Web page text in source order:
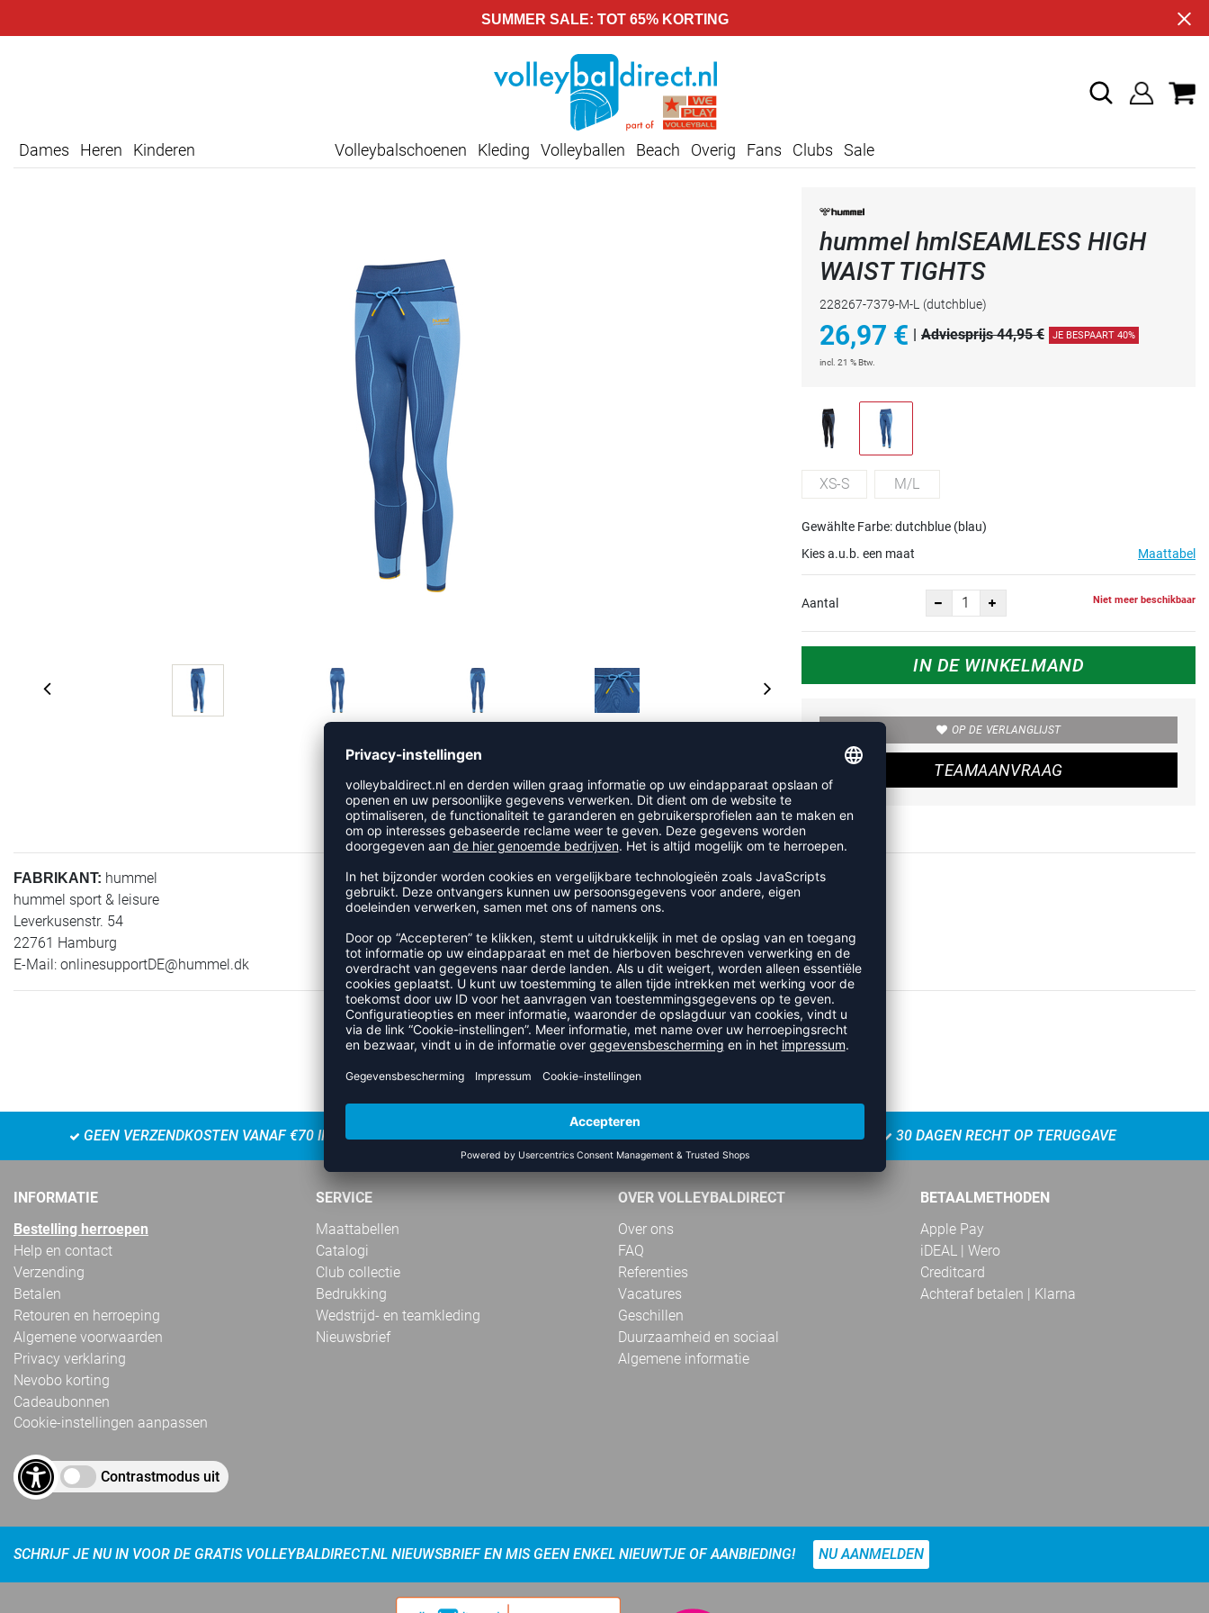
SUMMER SALE: TOT 65% KORTING
Dames Heren Kinderen Volleybalschoenen Kleding Volleyballen Beach Overig Fans Clubs Sale
hummel hmlSEAMLESS HIGH
WAIST TIGHTS
228267-7379-M-L (dutchblue)
26,97 € Adviesprijs 44,95 € JE BESPAART 40%
incl. 21 % Btw.
XS-S M/L
Gewählte Farbe: dutchblue (blau)
Kies a.u.b. een maat
Maattabel
Aantal Niet meer beschikbaar
IN DE WINKELMAND
OP DE VERLANGLIJST
TEAMAANVRAAG
PRODUCTDETAILS
FABRIKANT: hummel
hummel sport & leisure
Leverkusenstr. 54
22761 Hamburg
E-Mail: onlinesupportDE@hummel.dk
RECENT BEKEKEN
GEEN VERZENDKOSTEN VANAF €70 IN NL 30 DAGEN RECHT OP TERUGGAVE
INFORMATIE
Bestelling herroepen
Help en contact
Verzending
Betalen
Retouren en herroeping
Algemene voorwaarden
Privacy verklaring
Nevobo korting
Cadeaubonnen
Cookie-instellingen aanpassen
Contrastmodus uit
SERVICE
Maattabellen
Catalogi
Club collectie
Bedrukking
Wedstrijd- en teamkleding
Nieuwsbrief
OVER VOLLEYBALDIRECT
Over ons
FAQ
Referenties
Vacatures
Geschillen
Duurzaamheid en sociaal
Algemene informatie
BETAALMETHODEN
Apple Pay
iDEAL | Wero
Creditcard
Achteraf betalen | Klarna
SCHRIJF JE NU IN VOOR DE GRATIS VOLLEYBALDIRECT.NL NIEUWSBRIEF EN MIS GEEN ENKEL NIEUWTJE OF AANBIEDING! NU AANMELDEN